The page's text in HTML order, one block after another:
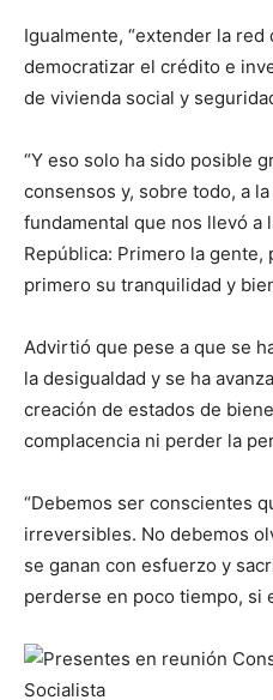
Igualmente, “extender la red
democratizar el crédito e
de vivienda social y
“Y eso solo ha sido posible
consensos y, sobre todo, a
fundamental que nos llevó a
República: Primero la
primero su tranquilidad y
Advirtió que pese a que se
la desigualdad y se ha
creación de estados de
complacencia ni perder la
“Debemos ser conscientes
irreversibles. No debemos
se ganan con esfuerzo y
perderse en poco tiempo, si